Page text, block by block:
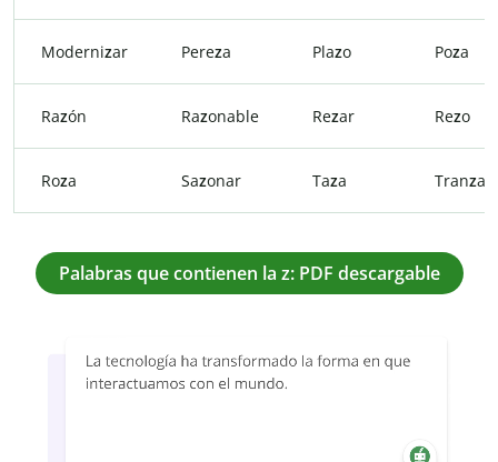
Modernizar Pereza Plazo Poza
Razón Razonable Rezar Rezo
Roza Sazonar Taza Tranzar
Palabras que contienen la z: PDF descargable